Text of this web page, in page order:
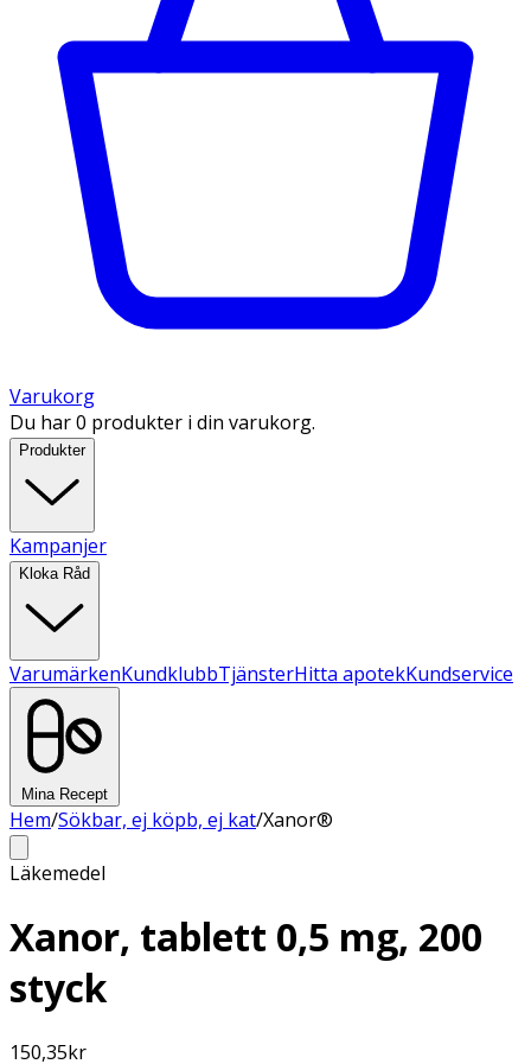
Varukorg
Du har 0 produkter i din varukorg.
Produkter
Kampanjer
Kloka Råd
VarumärkenKundklubbTjänsterHitta apotekKundservice
Mina Recept
Hem/Sökbar, ej köpb, ej kat/Xanor®
Läkemedel
Xanor, tablett 0,5 mg, 200
styck
150,35kr